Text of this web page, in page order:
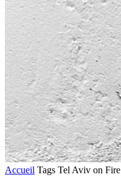
Accueil Tags Tel Aviv on Fire